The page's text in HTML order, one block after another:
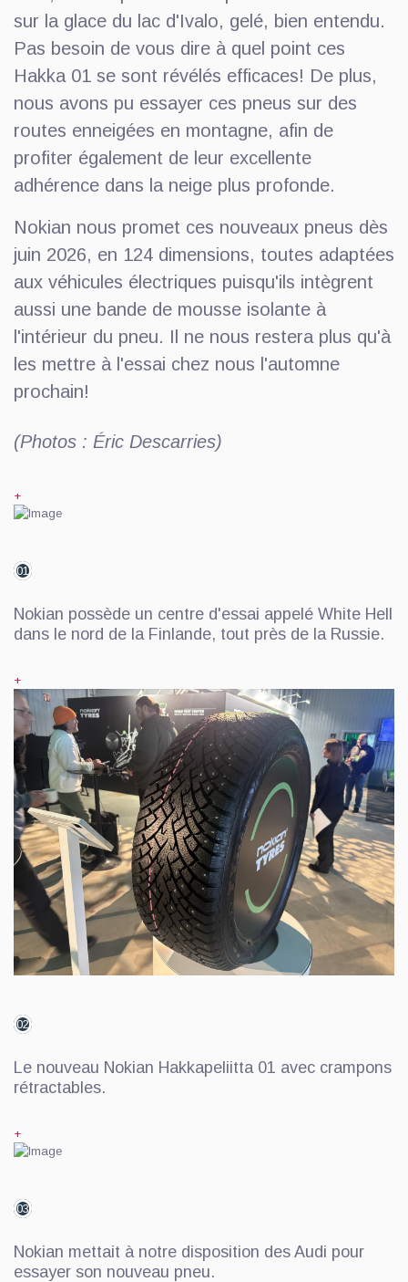
sur la glace du lac d'Ivalo, gelé, bien entendu.
Pas besoin de vous dire à quel point ces
Hakka 01 se sont révélés efficaces! De plus,
nous avons pu essayer ces pneus sur des
routes enneigées en montagne, afin de
profiter également de leur excellente
adhérence dans la neige plus profonde.
Nokian nous promet ces nouveaux pneus dès
juin 2026, en 124 dimensions, toutes adaptées
aux véhicules électriques puisqu'ils intègrent
aussi une bande de mousse isolante à
l'intérieur du pneu. Il ne nous restera plus qu'à
les mettre à l'essai chez nous l'automne
prochain!
(Photos : Éric Descarries)
+
01
Nokian possède un centre d'essai appelé White Hell
dans le nord de la Finlande, tout près de la Russie.
+
02
Le nouveau Nokian Hakkapeliitta 01 avec crampons
rétractables.
+
03
Nokian mettait à notre disposition des Audi pour
essayer son nouveau pneu.